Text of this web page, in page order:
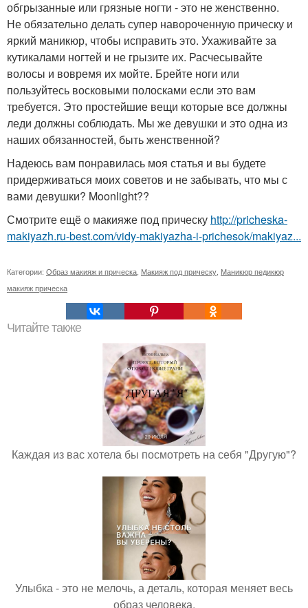
обгрызанные или грязные ногти - это не женственно.
Не обязательно делать супер навороченную прическу и
яркий маникюр, чтобы исправить это. Ухаживайте за
кутикалами ногтей и не грызите их. Расчесывайте
волосы и вовремя их мойте. Брейте ноги или
пользуйтесь восковыми полосками если это вам
требуется. Это простейшие вещи которые все должны
леди должны соблюдать. Мы же девушки и это одна из
наших обязанностей, быть женственной?
Надеюсь вам понравилась моя статья и вы будете
придерживаться моих советов и не забывать, что мы с
вами девушки? Moonlight??
Смотрите ещё о макияже под прическу http://pricheska-
makiyazh.ru-best.com/vidy-makiyazha-i-prichesok/makiyaz...
Категории: Образ макияж и прическа Макияж под прическу Маникюр педикюр
макияж прическа
Читайте также
Каждая из вас хотела бы посмотреть на себя "Другую"?
Улыбка - это не мелочь, а деталь, которая меняет весь
образ человека.